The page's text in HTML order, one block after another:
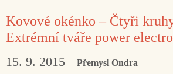
Kovové okénko – Čtyři
Extrémní tváře power
15. 9. 2015 Přemysl Ondra